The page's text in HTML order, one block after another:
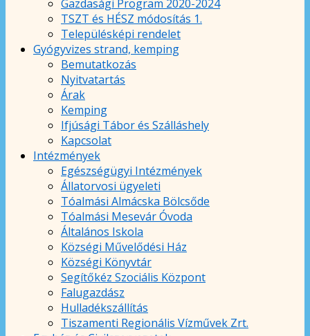
Gazdasági Program 2020-2024
TSZT és HÉSZ módosítás 1.
Településképi rendelet
Gyógyvizes strand, kemping
Bemutatkozás
Nyitvatartás
Árak
Kemping
Ifjúsági Tábor és Szálláshely
Kapcsolat
Intézmények
Egészségügyi Intézmények
Állatorvosi ügyeleti
Tóalmási Almácska Bölcsőde
Tóalmási Mesevár Óvoda
Általános Iskola
Községi Művelődési Ház
Községi Könyvtár
Segítőkéz Szociális Központ
Falugazdász
Hulladékszállítás
Tiszamenti Regionális Vízművek Zrt.